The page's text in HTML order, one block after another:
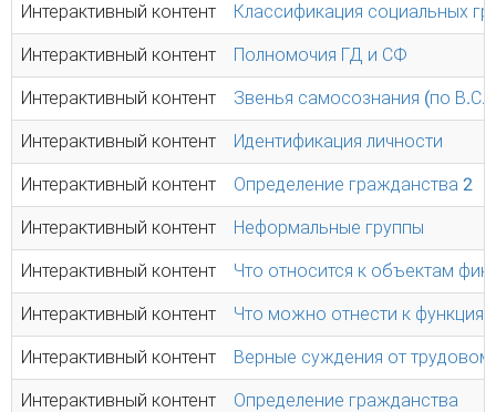
Интерактивный контент Классификация социальных
Интерактивный контент Полномочия ГД и СФ
Интерактивный контент Звенья самосознания (по В.С.
Интерактивный контент Идентификация личности
Интерактивный контент Определение гражданства 2
Интерактивный контент Неформальные группы
Интерактивный контент Что относится к объектам
Интерактивный контент Что можно отнести к
Интерактивный контент Верные суждения от трудовом
Интерактивный контент Определение гражданства